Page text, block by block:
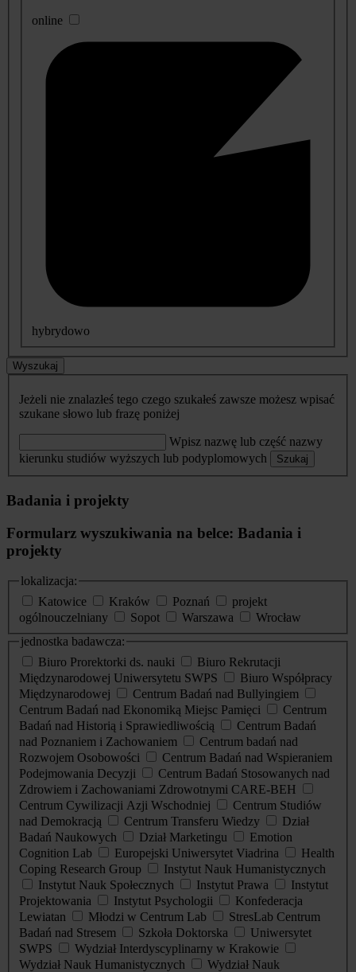
online
hybrydowo
Wyszukaj
Jeżeli nie znalazłeś tego czego szukałeś zawsze możesz wpisać
szukane słowo lub frazę poniżej
Wpisz nazwę lub część nazwy
kierunku studiów wyższych lub podyplomowych
Szukaj
Badania i projekty
Formularz wyszukiwania na belce: Badania i
projekty
lokalizacja:
Katowice
Kraków Poznań
projekt
ogólnouczelniany
Sopot Warszawa
Wrocław
jednostka badawcza:
Biuro Prorektorki ds. nauki
Biuro Rekrutacji
Międzynarodowej Uniwersytetu SWPS
Biuro Współpracy
Międzynarodowej
Centrum Badań nad Bullyingiem
Centrum Badań nad Ekonomiką Miejsc Pamięci
Centrum
Badań nad Historią i Sprawiedliwością
Centrum Badań
nad Poznaniem i Zachowaniem
Centrum badań nad
Rozwojem Osobowości
Centrum Badań nad Wspieraniem
Podejmowania Decyzji
Centrum Badań Stosowanych nad
Zdrowiem i Zachowaniami Zdrowotnymi CARE-BEH
Centrum Cywilizacji Azji Wschodniej
Centrum Studiów
nad Demokracją
Centrum Transferu Wiedzy
Dział
Badań Naukowych
Dział Marketingu
Emotion
Cognition Lab
Europejski Uniwersytet Viadrina
Health
Coping Research Group
Instytut Nauk Humanistycznych
Instytut Nauk Społecznych
Instytut Prawa
Instytut
Projektowania
Instytut Psychologii
Konfederacja
Lewiatan
Młodzi w Centrum Lab
StresLab Centrum
Badań nad Stresem
Szkoła Doktorska
Uniwersytet
SWPS
Wydział Interdyscyplinarny w Krakowie
Wydział Nauk Humanistycznych
Wydział Nauk